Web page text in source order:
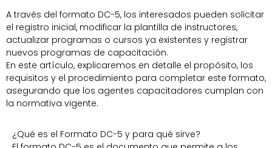
A través del formato DC-5, los interesados pueden solicitar
el registro inicial, modificar la plantilla de instructores,
actualizar programas o cursos ya existentes y registrar
nuevos programas de capacitación.
En este artículo, explicaremos en detalle el propósito, los
requisitos y el procedimiento para completar este formato,
asegurando que los agentes capacitadores cumplan con
la normativa vigente.
¿Qué es el Formato DC-5 y para qué sirve?